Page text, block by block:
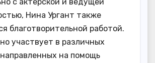
Нина Ургант также
благотворительной работой.
участвует в различных
на помощь